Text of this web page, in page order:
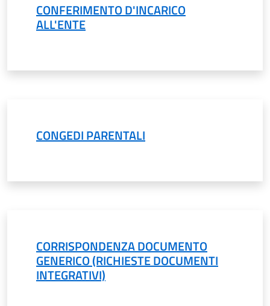
CONFERIMENTO D'INCARICO
ALL'ENTE
CONGEDI PARENTALI
CORRISPONDENZA DOCUMENTO
GENERICO (RICHIESTE DOCUMENTI
INTEGRATIVI)